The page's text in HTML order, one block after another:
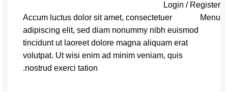
Login / Register
Menu
Accum luctus dolor sit amet, consectetuer
adipiscing elit, sed diam nonummy nibh euismod
tincidunt ut laoreet dolore magna aliquam erat
volutpat. Ut wisi enim ad minim veniam, quis
nostrud exerci tation.